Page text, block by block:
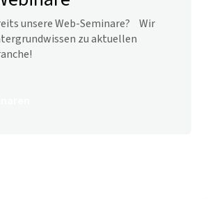
unsere Web-Seminare? Wir
zu aktuellen